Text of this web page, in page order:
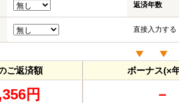
返済年数
直接入力する
ご返済額
円
ボーナス(×
－